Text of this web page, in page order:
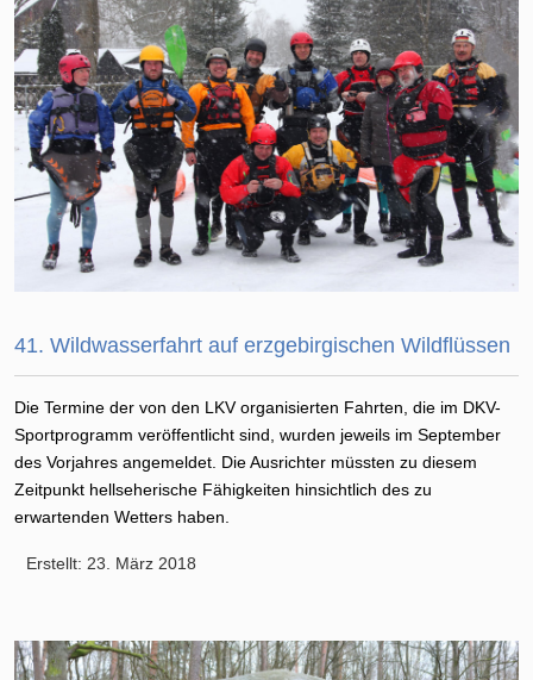
41. Wildwasserfahrt auf erzgebirgischen Wildflüssen
Die Termine der von den LKV organisierten Fahrten, die im DKV-
Sportprogramm veröffentlicht sind, wurden jeweils im September
des Vorjahres angemeldet. Die Ausrichter müssten zu diesem
Zeitpunkt hellseherische Fähigkeiten hinsichtlich des zu
erwartenden Wetters haben.
Erstellt: 23. März 2018